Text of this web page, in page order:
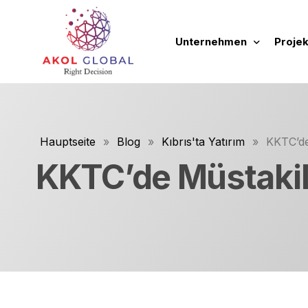
Unternehmen
Tätigkeitsbereiche
Unsere Grundsätze
Unsere Werbefilme
Hauptseite » Blog » Kıbrıs'ta Yatırım »
KKTC’de